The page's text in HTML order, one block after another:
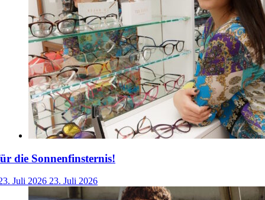
die Sonnenfinsternis!
Juli 2026 23. Juli 2026